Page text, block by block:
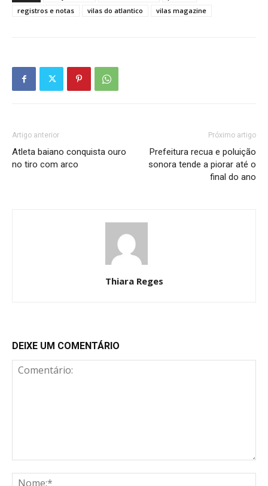
registros e notas
vilas do atlantico vilas magazine
Artigo anterior
Atleta baiano conquista ouro
no tiro com arco
Próximo artigo
Prefeitura recua e poluição
sonora tende a piorar até o
final do ano
Thiara Reges
DEIXE UM COMENTÁRIO